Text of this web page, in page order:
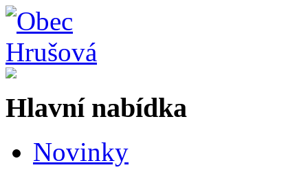
Hlavní nabídka
Novinky